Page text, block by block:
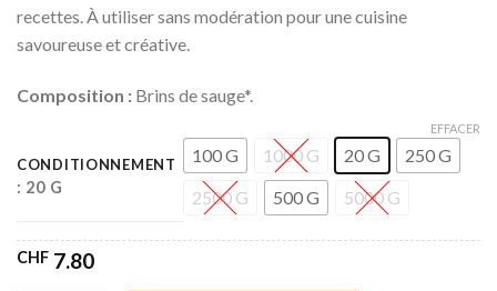
recettes. À utiliser sans modération pour une cuisine
savoureuse et créative.
Composition : Brins de sauge*.
CONDITIONNEMENT
: 20 G
100 G 1000 G 20 G
250 G
2500 G
500 G 5000 G
EFFACER
CHF 7.80